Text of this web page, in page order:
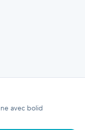
avec bolid